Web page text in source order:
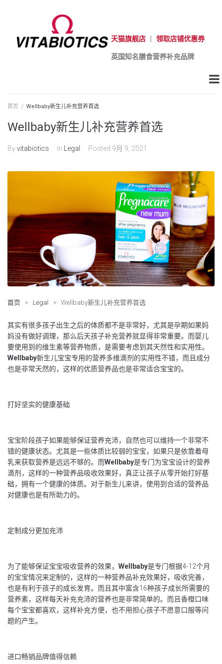
天猫旗舰店 领取店铺优惠券
英国知名膳食营养补充品牌
首页 / Wellbaby新生儿补充营养首选
Wellbaby新生儿补充营养首选
Byvitabiotics In Legal Posted 9月 9, 2021
首页 > Legal > Wellbaby新生儿补充营养首选
其实有很多孩子出生之后的体质都不是非常好，尤其是孕期如果妈
妈没有做好调理，那么后天孩子补充营养就显得非常重要。而婴儿
要使用到的维生素等营养物质，是需要考虑到其天然性和实用性。
Wellbaby新生儿宝宝专用的营养多维滴剂的实用性不错，而且成分
也是非常天然的，这样的优质营养品也是非常适合宝宝的。
打好坚实的健康基础
宝宝阶段孩子如果能够保证营养充沛，自然也可以维持一个非常不
错的健康状态。尤其是一些体质比较弱的宝宝，如果只是依靠着母
乳来获取营养是远远不够的。而Wellbaby是专门为宝宝设计的营养
滴剂，这样的一种营养品吸收效果好，真正让孩子从零开始打好基
础，拥有一个健康的体质。对于新生儿来讲，使用到合适的营养品
对健康也是有所助力的。
定制成分更加充沛
为了能够保证宝宝吸收营养的效果， Wellbaby是专门根据4-12个月
的宝宝情况来定制的，这样的一种营养品补充效果好，吸收完善，
也是有利于孩子的成长发育。而且其中富含16种孩子成长所需要的
营养素，这样每天补充充沛的营养也是非常简单的。而且香橙口味
每个宝宝都喜欢，这样补充方便，也不用担心孩子不愿意口服等问
题的产生。
进口畅销品牌值得信赖